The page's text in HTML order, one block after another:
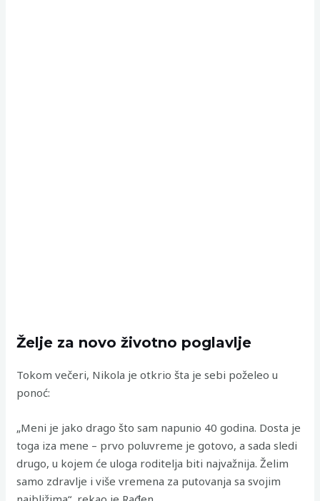
Želje za novo životno poglavlje
Tokom večeri, Nikola je otkrio šta je sebi poželeo u
ponoć:
„Meni je jako drago što sam napunio 40 godina. Dosta je
toga iza mene – prvo poluvreme je gotovo, a sada sledi
drugo, u kojem će uloga roditelja biti najvažnija. Želim
samo zdravlje i više vremena za putovanja sa svojim